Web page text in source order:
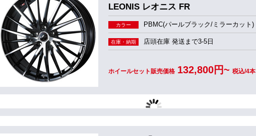
LEONIS レオニス FR
カラー PBMC(パールブラック/ミラーカット)
在庫・納期 店頭在庫 発送まで3-5日
ホイールセット販売価格 132,800円~ 税込/4本